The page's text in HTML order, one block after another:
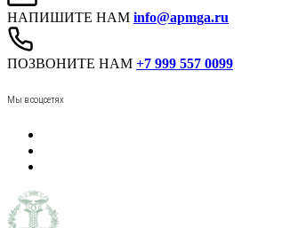
НАПИШИТЕ НАМ info@apmga.ru
ПОЗВОНИТЕ НАМ +7 999 557 0099
Мы в соцсетях